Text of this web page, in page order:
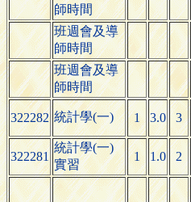
師時間
班週會及導
師時間
班週會及導
師時間
322282 統計學(一) 1 3.0 3
322281
統計學(一)
實習
1 1.0 2